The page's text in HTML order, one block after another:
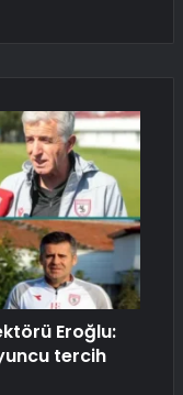
Eroğlu:
tercih